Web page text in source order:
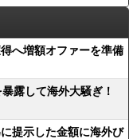
へ増額オファーを準備
露して海外大騒ぎ！
提示した金額に海外び